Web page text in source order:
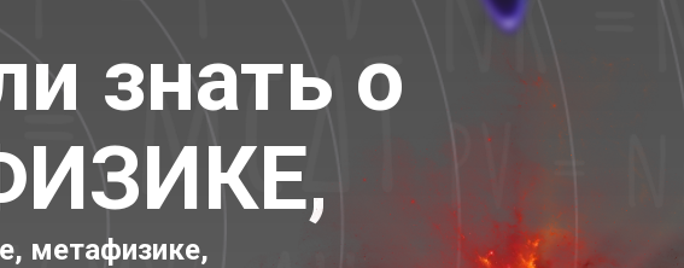
знать о
метафизике,